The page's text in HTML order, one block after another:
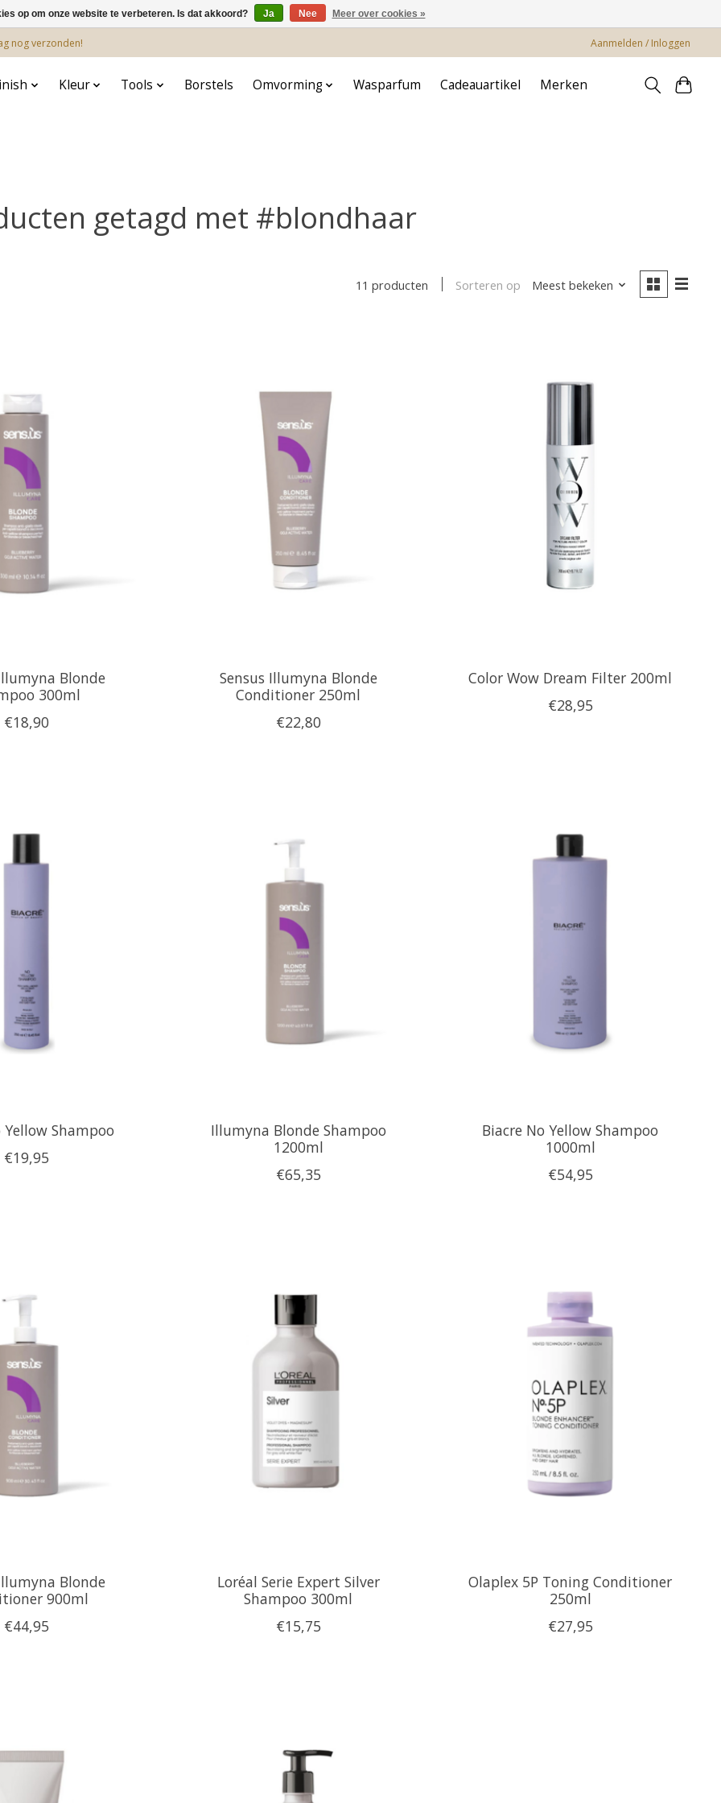
nog verzonden! Aanmelden / Inloggen
Kleur Tools Borstels Omvorming Wasparfum Cadeauartikel Merken
getagd met #blondhaar
11 producten Sorteren op Meest bekeken
Blonde
300ml
€18,90
Sensus Illumyna Blonde
Conditioner 250ml
€22,80
Color Wow Dream Filter 200ml
€28,95
Yellow Shampoo
€19,95
Illumyna Blonde Shampoo
1200ml
€65,35
Biacre No Yellow Shampoo
1000ml
€54,95
Blonde
900ml
€44,95
Loréal Serie Expert Silver
Shampoo 300ml
€15,75
Olaplex 5P Toning Conditioner
250ml
€27,95
op om onze website te verbeteren. Is dat akkoord? Ja Nee Meer over cookies »